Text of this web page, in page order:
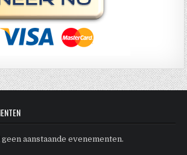
aanstaande evenementen.